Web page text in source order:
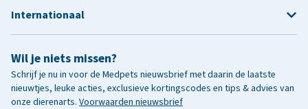
Wil je niets missen?
Schrijf je nu in voor de Medpets nieuwsbrief met daarin de laatste
nieuwtjes, leuke acties, exclusieve kortingscodes en tips & advies van
onze dierenarts. Voorwaarden nieuwsbrief
Internationaal